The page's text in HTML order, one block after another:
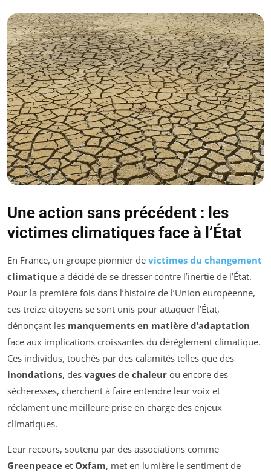
Une action sans précédent : les
victimes climatiques face à l’État
En France, un groupe pionnier de victimes du changement
climatique a décidé de se dresser contre l’inertie de l’État.
Pour la première fois dans l’histoire de l’Union européenne,
ces treize citoyens se sont unis pour attaquer l’État,
dénonçant les manquements en matière d’adaptation
face aux implications croissantes du dérèglement climatique.
Ces individus, touchés par des calamités telles que des
inondations, des vagues de chaleur ou encore des
sécheresses, cherchent à faire entendre leur voix et
réclament une meilleure prise en charge des enjeux
climatiques.
Leur recours, soutenu par des associations comme
Greenpeace et Oxfam, met en lumière le sentiment de